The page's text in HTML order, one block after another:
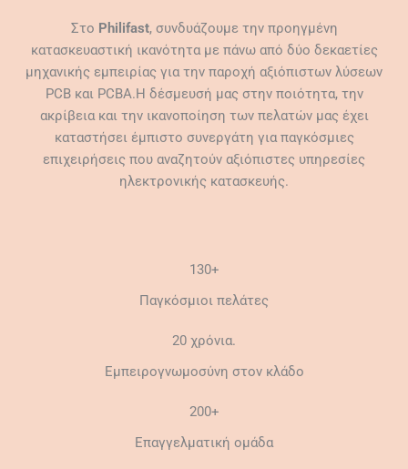
Στο Philifast, συνδυάζουμε την προηγμένη
κατασκευαστική ικανότητα με πάνω από δύο δεκαετίες
μηχανικής εμπειρίας για την παροχή αξιόπιστων λύσεων
PCB και PCBA.Η δέσμευσή μας στην ποιότητα, την
ακρίβεια και την ικανοποίηση των πελατών μας έχει
καταστήσει έμπιστο συνεργάτη για παγκόσμιες
επιχειρήσεις που αναζητούν αξιόπιστες υπηρεσίες
ηλεκτρονικής κατασκευής.
130+
Παγκόσμιοι πελάτες
20 χρόνια.
Εμπειρογνωμοσύνη στον κλάδο
200+
Επαγγελματική ομάδα